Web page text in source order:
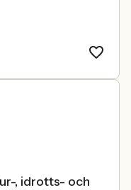
, idrotts- och